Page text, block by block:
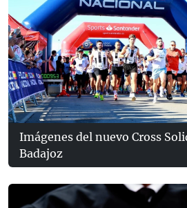
Imágenes del nuevo Cross
Badajoz